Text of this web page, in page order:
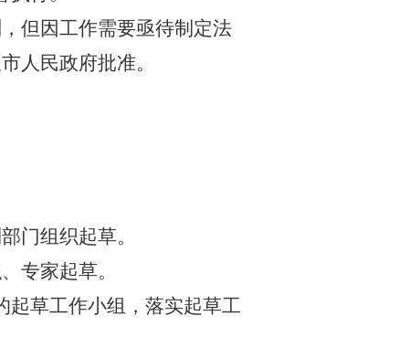
但因工作需要亟待制定法
人民政府批准。
门组织起草。
专家起草。
起草工作小组，落实起草工